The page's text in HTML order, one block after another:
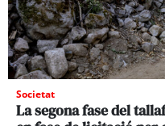
Societat
La segona fase del